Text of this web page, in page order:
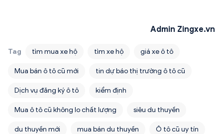
Admin Zingxe.vn
Tag tìm mua xe hộ tìm xe hộ giá xe ô tô
Mua bán ô tô cũ mới tin dự báo thị trường ô tô cũ
Dịch vụ đăng ký ô tô kiểm định
Mua ô tô cũ không lo chất lượng siêu du thuyền
du thuyền mới mua bán du thuyền Ô tô cũ uy tín